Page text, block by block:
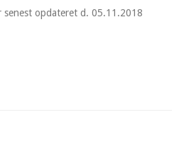
senest opdateret d. 05.11.2018